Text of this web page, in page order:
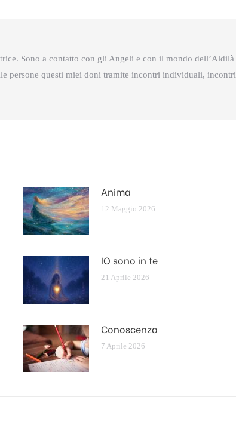
Sono a contatto con gli Angeli e con il mondo dell’Aldilà
persone questi miei doni tramite incontri individuali, incontri
Anima
12 Maggio 2026
IO sono in te
21 Aprile 2026
Conoscenza
7 Aprile 2026